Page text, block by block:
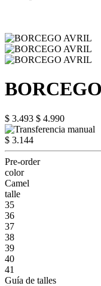
$ 3.493 $ 4.990
$ 3.144
Pre-order
color
Camel
talle
35
36
37
38
39
40
41
Guía de talles